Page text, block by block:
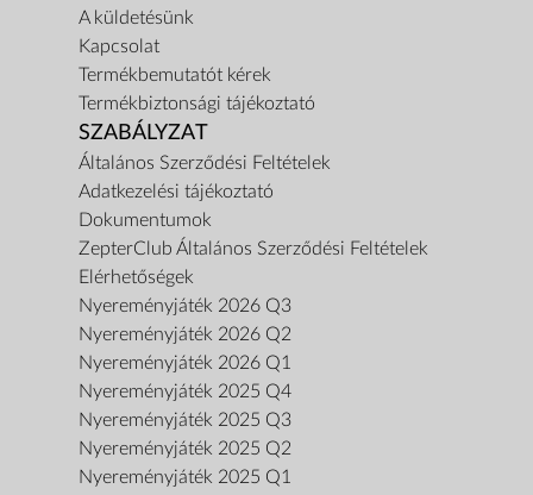
A küldetésünk
Kapcsolat
Termékbemutatót kérek
Termékbiztonsági tájékoztató
SZABÁLYZAT
Általános Szerződési Feltételek
Adatkezelési tájékoztató
Dokumentumok
ZepterClub Általános Szerződési Feltételek
Elérhetőségek
Nyereményjáték 2026 Q3
Nyereményjáték 2026 Q2
Nyereményjáték 2026 Q1
Nyereményjáték 2025 Q4
Nyereményjáték 2025 Q3
Nyereményjáték 2025 Q2
Nyereményjáték 2025 Q1